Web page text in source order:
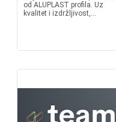
od ALUPLAST profila. Uz
kvalitet i izdržljivost,...